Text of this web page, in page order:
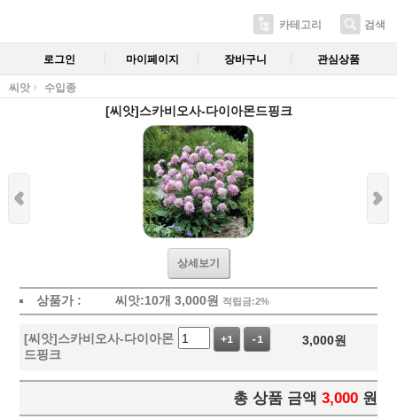
카테고리 검색
로그인 마이페이지 장바구니 관심상품
씨앗 수입종
[씨앗]스카비오사-다이아몬드핑크
상세보기
상품가 : 씨앗:10개 3,000원 적립금:2%
[씨앗]스카비오사-다이아몬
드핑크
+1 -1 3,000원
총 상품 금액 3,000 원